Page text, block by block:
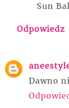
Sun
Odpowiedz
Dawno